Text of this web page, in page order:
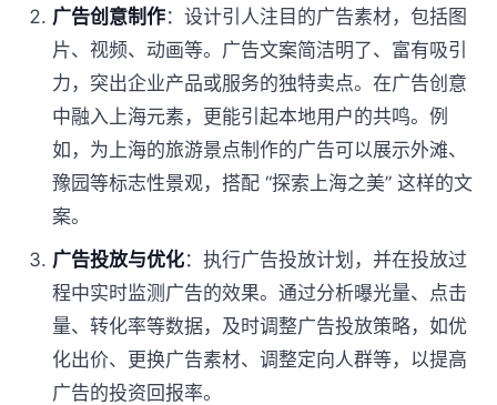
广告创意制作：设计引人注目的广告素材，包括图
片、视频、动画等。广告文案简洁明了、富有吸引
力，突出企业产品或服务的独特卖点。在广告创意
中融入上海元素，更能引起本地用户的共鸣。例
如，为上海的旅游景点制作的广告可以展示外滩、
豫园等标志性景观，搭配 “探索上海之美” 这样的文
案。
广告投放与优化：执行广告投放计划，并在投放过
程中实时监测广告的效果。通过分析曝光量、点击
量、转化率等数据，及时调整广告投放策略，如优
化出价、更换广告素材、调整定向人群等，以提高
广告的投资回报率。